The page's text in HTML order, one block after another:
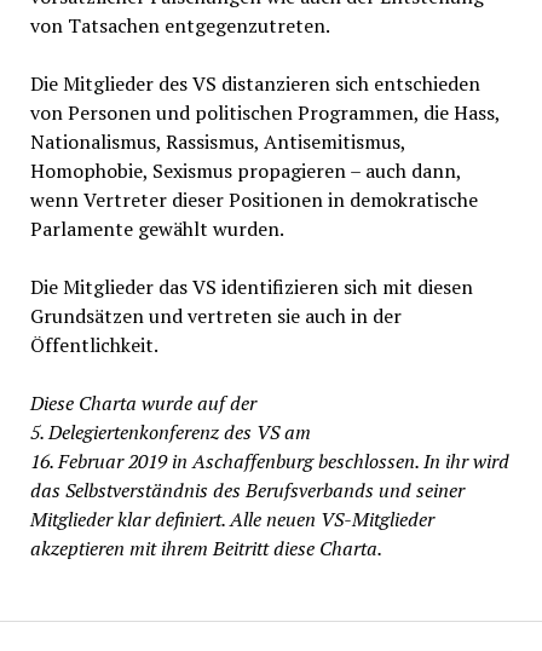
von Tatsachen entgegenzutreten.
Die Mitglieder des VS distanzieren sich entschieden
von Personen und politischen Programmen, die Hass,
Nationalismus, Rassismus, Antisemitismus,
Homophobie, Sexismus propagieren – auch dann,
wenn Vertreter dieser Positionen in demokratische
Parlamente gewählt wurden.
Die Mitglieder das VS identifizieren sich mit diesen
Grundsätzen und vertreten sie auch in der
Öffentlichkeit.
Diese Charta wurde auf der
5. Delegiertenkonferenz des VS am
16. Februar 2019 in Aschaffenburg beschlossen. In ihr wird
das Selbstverständnis des Berufsverbands und seiner
Mitglieder klar definiert. Alle neuen VS-Mitglieder
akzeptieren mit ihrem Beitritt diese Charta.